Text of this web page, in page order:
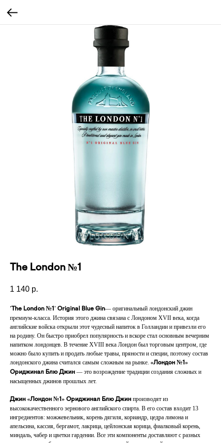
The London №1
1 140 р.
'The London №1' Original Blue Gin— оригинальный лондонский джин
премиум-класса. История этого джина связана с Лондоном XVII века, когда
английские войска открыли этот чудесный напиток в Голландии и привезли его
на родину. Он быстро приобрел популярность и вскоре стал основным вечерним
напитком лондонцев. В течение XVIII века Лондон был торговым центром, где
можно было купить и продать любые травы, пряности и специи, поэтому состав
лондонского джина считался самым сложным на рынке. «Лондон №1»
Ориджинал Блю Джин — это возрождение традиции создания сложных и
насыщенных джинов прошлых лет.
Джин «Лондон №1» Ориджинал Блю Джин производят из
высококачественного зернового английского спирта. В его состав входит 13
ингредиентов: можжевельник, корень дягиля, кориандр, цедра лимона и
апельсина, кассия, бергамот, лакрица, цейлонская корица, фиалковый корень,
миндаль, чабер и цветки гардении. Все эти компоненты доставляют с разных